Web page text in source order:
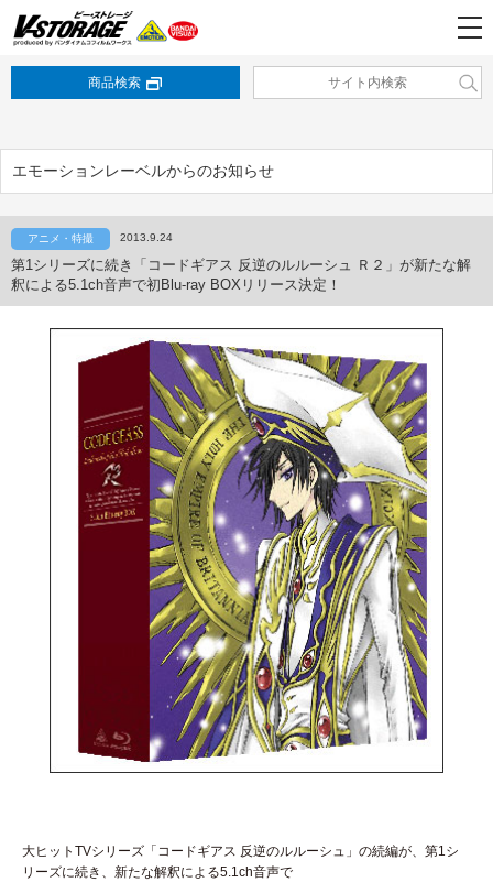
商品検索
エモーションレーベルからのお知らせ
アニメ・特撮 2013.9.24
第1シリーズに続き「コードギアス 反逆のルルーシュ Ｒ２」が新たな解
釈による5.1ch音声で初Blu-ray BOXリリース決定！
大ヒットTVシリーズ「コードギアス 反逆のルルーシュ」の続編が、第1シ
リーズに続き、新たな解釈による5.1ch音声で